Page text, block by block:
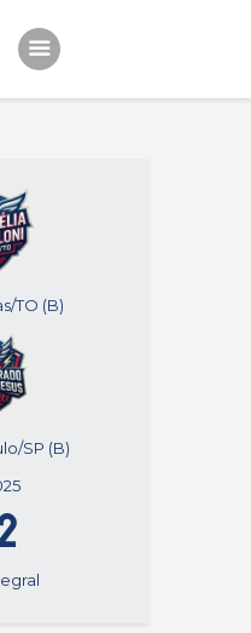
TO (B)
SP (B)